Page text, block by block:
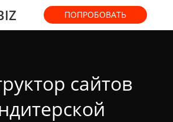
ПОПРОБОВАТЬ
сайтов